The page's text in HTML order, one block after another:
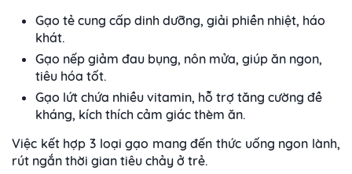
Gạo tẻ cung cấp dinh dưỡng, giải phiền nhiệt, háo
khát.
Gạo nếp giảm đau bụng, nôn mửa, giúp ăn ngon,
tiêu hóa tốt.
Gạo lứt chứa nhiều vitamin, hỗ trợ tăng cường đề
kháng, kích thích cảm giác thèm ăn.
Việc kết hợp 3 loại gạo mang đến thức uống ngon lành,
rút ngắn thời gian tiêu chảy ở trẻ.